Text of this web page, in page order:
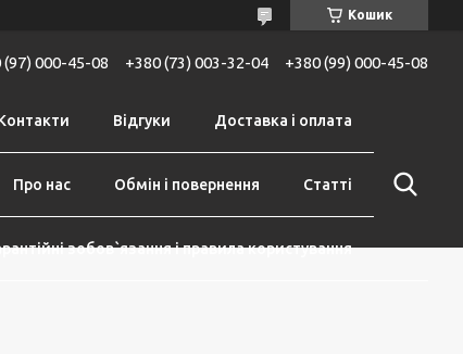
Кошик
(97) 000-45-08 +380 (73) 003-32-04 +380 (99) 000-45-08
Відгуки Доставка і оплата
Про нас Обмін і повернення Статті
зобов`язання і правила користування